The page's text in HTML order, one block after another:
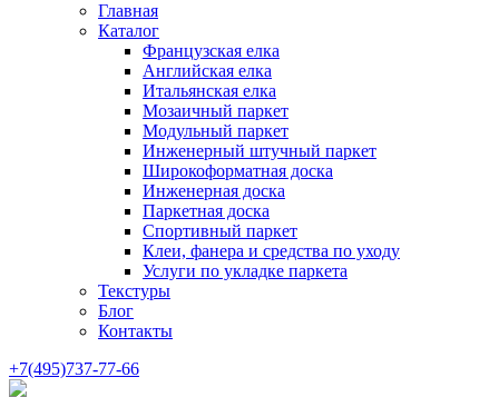
Главная
Каталог
Французская елка
Английская елка
Итальянская елка
Мозаичный паркет
Модульный паркет
Инженерный штучный паркет
Широкоформатная доска
Инженерная доска
Паркетная доска
Спортивный паркет
Клеи, фанера и средства по уходу
Услуги по укладке паркета
Текстуры
Блог
Контакты
+7(495)737-77-66